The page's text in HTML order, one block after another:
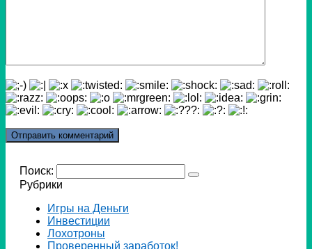
Поиск:
Рубрики
Игры на Деньги
Инвестиции
Лохотроны
Проверенный заработок!